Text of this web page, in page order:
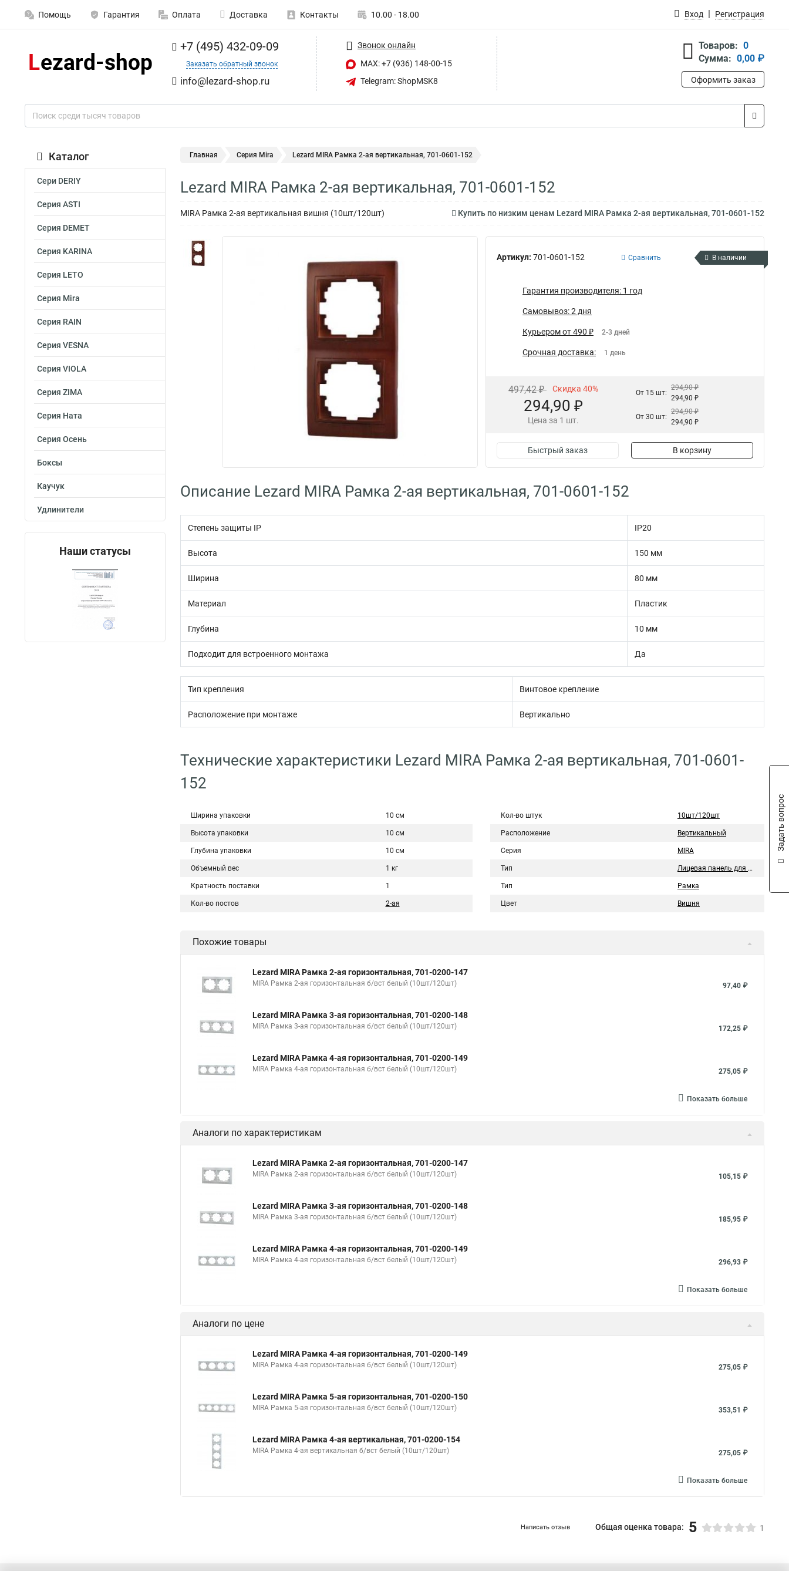
Помощь Гарантия Оплата Доставка Контакты 10.00 - 18.00 Вход Регистрация
+7 (495) 432-09-09
Заказать обратный звонок
info@lezard-shop.ru
Звонок онлайн
MAX: +7 (936) 148-00-15
Telegram: ShopMSK8
Товаров: 0
Сумма: 0,00 ₽
Оформить заказ
Каталог
Сери DERIY
Серия ASTI
Серия DEMET
Серия KARINA
Серия LETO
Серия Mira
Серия RAIN
Серия VESNA
Серия VIOLA
Серия ZIMA
Серия Ната
Серия Осень
Боксы
Каучук
Удлинители
Наши статусы
Главная Серия Mira Lezard MIRA Рамка 2-ая вертикальная, 701-0601-152
Lezard MIRA Рамка 2-ая вертикальная, 701-0601-152
MIRA Рамка 2-ая вертикальная вишня (10шт/120шт) Купить по низким ценам Lezard MIRA Рамка 2-ая вертикальная, 701-0601-152
Артикул: 701-0601-152 Сравнить В наличии
Гарантия производителя: 1 год
Самовывоз: 2 дня
Курьером от 490 ₽ 2-3 дней
Срочная доставка: 1 день
497,42 ₽ Скидка 40%
294,90 ₽
Цена за 1 шт.
От 15 шт:
294,90 ₽
294,90 ₽
От 30 шт:
294,90 ₽
294,90 ₽
Быстрый заказ В корзину
Описание Lezard MIRA Рамка 2-ая вертикальная, 701-0601-152
Степень защиты IP IP20
Высота 150 мм
Ширина 80 мм
Материал Пластик
Глубина 10 мм
Подходит для встроенного монтажа Да
Тип крепления Винтовое крепление
Расположение при монтаже Вертикально
Технические характеристики Lezard MIRA Рамка 2-ая вертикальная, 701-0601-
152
Ширина упаковки 10 см
Высота упаковки 10 см
Глубина упаковки 10 см
Объемный вес 1 кг
Кратность поставки 1
Кол-во постов 2-ая
Кол-во штук 10шт/120шт
Расположение Вертикальный
Серия MIRA
Тип Лицевая панель для розетки/выключателя
Тип Рамка
Цвет Вишня
Похожие товары
Lezard MIRA Рамка 2-ая горизонтальная, 701-0200-147
MIRA Рамка 2-ая горизонтальная б/вст белый (10шт/120шт) 97,40 ₽
Lezard MIRA Рамка 3-ая горизонтальная, 701-0200-148
MIRA Рамка 3-ая горизонтальная б/вст белый (10шт/120шт) 172,25 ₽
Lezard MIRA Рамка 4-ая горизонтальная, 701-0200-149
MIRA Рамка 4-ая горизонтальная б/вст белый (10шт/120шт) 275,05 ₽
Показать больше
Аналоги по характеристикам
Lezard MIRA Рамка 2-ая горизонтальная, 701-0200-147
MIRA Рамка 2-ая горизонтальная б/вст белый (10шт/120шт) 105,15 ₽
Lezard MIRA Рамка 3-ая горизонтальная, 701-0200-148
MIRA Рамка 3-ая горизонтальная б/вст белый (10шт/120шт) 185,95 ₽
Lezard MIRA Рамка 4-ая горизонтальная, 701-0200-149
MIRA Рамка 4-ая горизонтальная б/вст белый (10шт/120шт) 296,93 ₽
Показать больше
Аналоги по цене
Lezard MIRA Рамка 4-ая горизонтальная, 701-0200-149
MIRA Рамка 4-ая горизонтальная б/вст белый (10шт/120шт) 275,05 ₽
Lezard MIRA Рамка 5-ая горизонтальная, 701-0200-150
MIRA Рамка 5-ая горизонтальная б/вст белый (10шт/120шт) 353,51 ₽
Lezard MIRA Рамка 4-ая вертикальная, 701-0200-154
MIRA Рамка 4-ая вертикальная б/вст белый (10шт/120шт) 275,05 ₽
Показать больше
Написать отзыв Общая оценка товара: 5 1
Задать вопрос